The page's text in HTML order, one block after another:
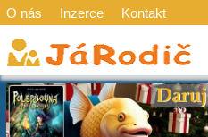
O nás Inzerce Kontakt